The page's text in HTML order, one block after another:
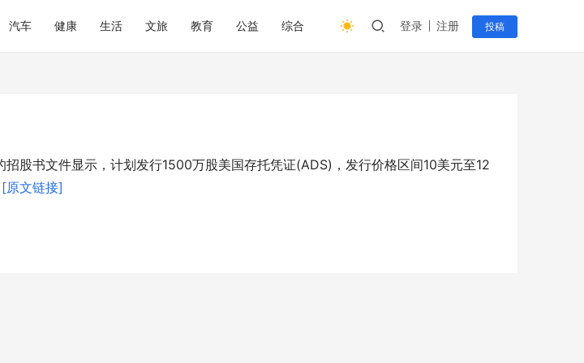
汽车 健康 生活 文旅 教育 公益 综合 登录 注册 投稿
股书文件显示，计划发行1500万股美国存托凭证(ADS)，发行价格区间10美元至12
[原文链接]